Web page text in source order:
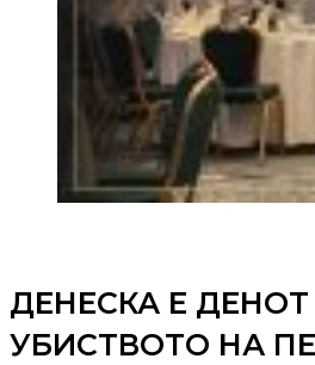
ДЕНЕСКА Е
УБИСТВОТО НА